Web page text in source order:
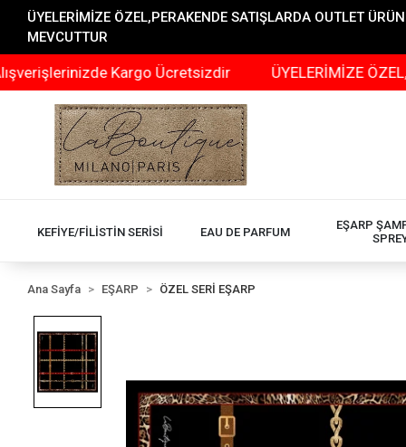
ÜYELERİMİZE ÖZEL,PERAKENDE SATIŞLARDA OUTLET
MEVCUTTUR
Kargo Ücretsizdir ÜYELERİMİZE
KEFİYE/FİLİSTİN SERİSİ EAU DE PARFUM
EŞARP
Ana Sayfa EŞARP ÖZEL SERİ EŞARP